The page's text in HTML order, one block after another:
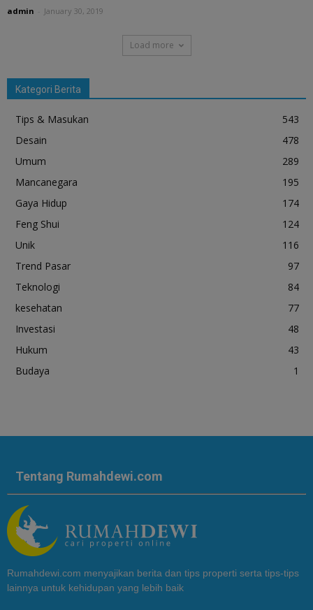
admin January 30, 2019
Load more
Kategori Berita
Tips & Masukan
543
Desain
478
Umum
289
Mancanegara
195
Gaya Hidup
174
Feng Shui
124
Unik
116
Trend Pasar
97
Teknologi
84
kesehatan
77
Investasi
48
Hukum
43
Budaya
1
Tentang Rumahdewi.com
Rumahdewi.com menyajikan berita dan tips properti serta tips-tips
lainnya untuk kehidupan yang lebih baik